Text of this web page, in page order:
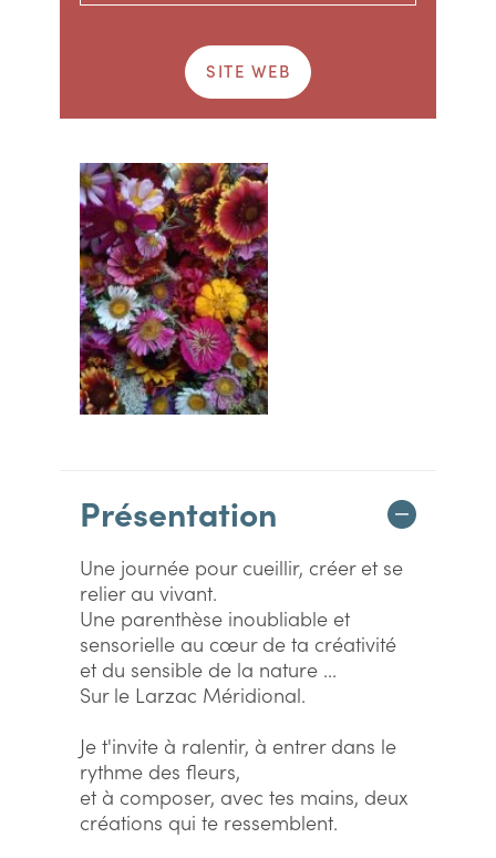
SITE WEB
Présentation
Une journée pour cueillir, créer et se
relier au vivant.
Une parenthèse inoubliable et
sensorielle au cœur de ta créativité
et du sensible de la nature ...
Sur le Larzac Méridional.
Je t'invite à ralentir, à entrer dans le
rythme des fleurs,
et à composer, avec tes mains, deux
créations qui te ressemblent.